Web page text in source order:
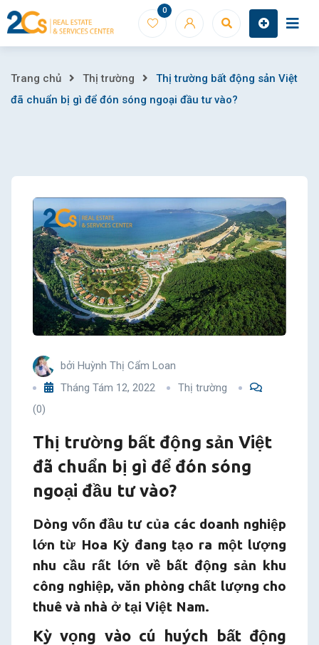
Skip
to
0
Thị
động
sản
Việt
đã
chuẩn
gì
để
đón
sóng
ngoại
đầu
tư
vào?
Trang chủ Thị trường
Thị trường bất động sản Việt
đã chuẩn bị gì để đón sóng ngoại đầu tư vào?
bởi Huỳnh Thị Cẩm Loan
Tháng Tám 12, 2022
Thị trường
(0)
Thị trường bất động sản Việt
đã chuẩn bị gì để đón sóng
ngoại đầu tư vào?
Dòng vốn đầu tư của các doanh nghiệp
lớn từ Hoa Kỳ đang tạo ra một lượng
nhu cầu rất lớn về bất động sản khu
công nghiệp, văn phòng chất lượng cho
thuê và nhà ở tại Việt Nam.
Kỳ vọng vào cú huých bất động